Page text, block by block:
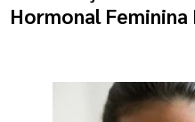
Hormonal